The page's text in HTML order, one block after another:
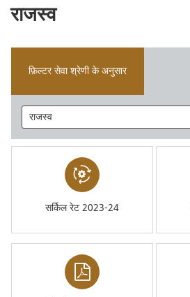
राजस्व
फ़िल्टर सेवा श्रेणी के अनुसार
सर्किल रेट 2023-24